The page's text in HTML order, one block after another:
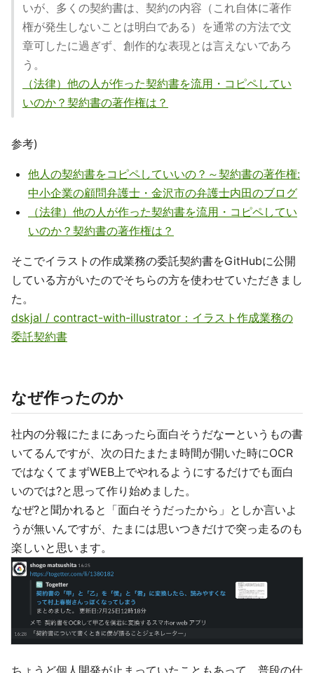
いが、多くの契約書は、契約の内容（これ自体に著作
権が発生しないことは明白である）を通常の方法で文
章可したに過ぎず、創作的な表現とは言えないであろ
う。
（法律）他の人が作った契約書を流用・コピペしてい
いのか？契約書の著作権は？
参考)
他人の契約書をコピペしていいの？～契約書の著作権:
中小企業の顧問弁護士・金沢市の弁護士内田のブログ
（法律）他の人が作った契約書を流用・コピペしてい
いのか？契約書の著作権は？
そこでイラストの作成業務の委託契約書をGitHubに公開
している方がいたのでそちらの方を使わせていただきまし
た。
dskjal / contract-with-illustrator：イラスト作成業務の
委託契約書
なぜ作ったのか
社内の分報にたまにあったら面白そうだなーというもの書
いてるんですが、次の日たまたま時間が開いた時にOCR
ではなくてまずWEB上でやれるようにするだけでも面白
いのでは?と思って作り始めました。
なぜ?と聞かれると「面白そうだったから」としか言いよ
うが無いんですが、たまには思いつきだけで突っ走るのも
楽しいと思います。